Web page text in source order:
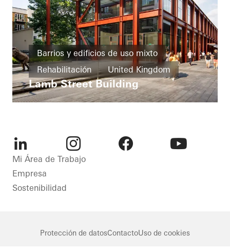
Barrios y edificios de uso mixto
Rehabilitación
United Kingdom
Lamb Street Building
LinkedIn Instagram
Mi Área de Trabajo
Empresa
Sostenibilidad
Protección de datosContactoUso de cookies